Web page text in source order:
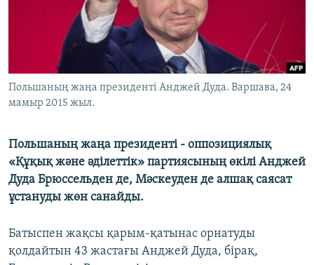
Басқа тілдерде
Польшаның жаңа президенті Анджей Дуда. Варшава, 24
мамыр 2015 жыл.
Польшаның жаңа президенті - оппозициялық
«Құқық және әділеттік» партиясының өкілі Анджей
Дуда Брюссельден де, Мәскеуден де алшақ саясат
ұстануды жөн санайды.
Батыспен жақсы қарым-қатынас орнатуды
қолдайтын 43 жастағы Анджей Дуда, бірақ,